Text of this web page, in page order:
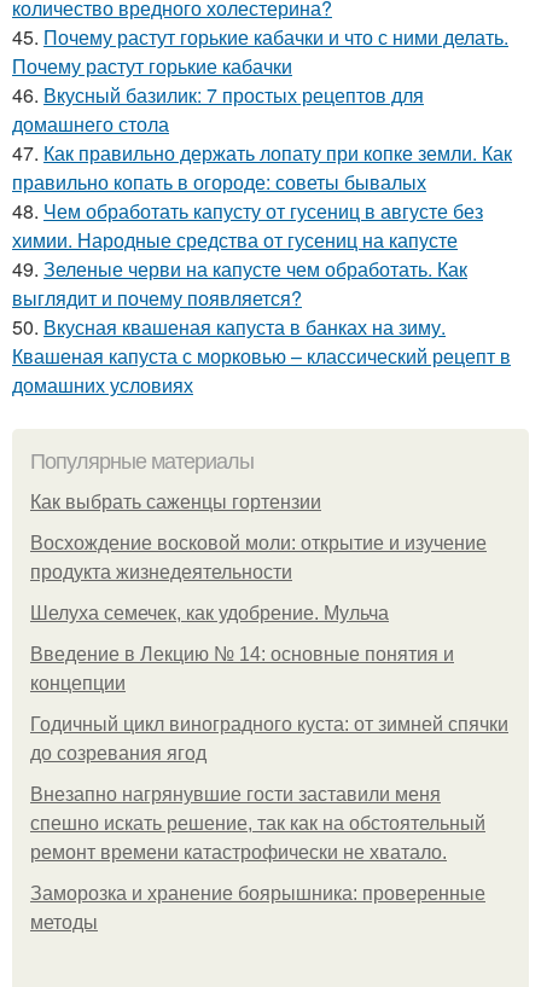
количество вредного холестерина?
45. Почему растут горькие кабачки и что с ними делать.
Почему растут горькие кабачки
46. Вкусный базилик: 7 простых рецептов для
домашнего стола
47. Как правильно держать лопату при копке земли. Как
правильно копать в огороде: советы бывалых
48. Чем обработать капусту от гусениц в августе без
химии. Народные средства от гусениц на капусте
49. Зеленые черви на капусте чем обработать. Как
выглядит и почему появляется?
50. Вкусная квашеная капуста в банках на зиму.
Квашеная капуста с морковью – классический рецепт в
домашних условиях
Популярные материалы
Как выбрать саженцы гортензии
Восхождение восковой моли: открытие и изучение
продукта жизнедеятельности
Шелуха семечек, как удобрение. Мульча
Введение в Лекцию № 14: основные понятия и
концепции
Годичный цикл виноградного куста: от зимней спячки
до созревания ягод
Внезапно нагрянувшие гости заставили меня
спешно искать решение, так как на обстоятельный
ремонт времени катастрофически не хватало.
Заморозка и хранение боярышника: проверенные
методы